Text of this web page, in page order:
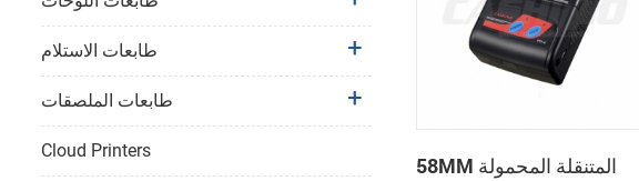
58MM المتنقلة المحمولة
طابعات الاستلام
طابعات الملصقات
Cloud Printers